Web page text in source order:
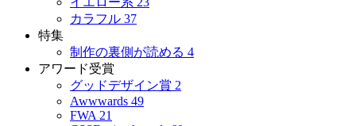
カラフル 37
特集
制作の裏側が読める 4
アワード受賞
グッドデザイン賞 2
Awwwards 49
FWA 21